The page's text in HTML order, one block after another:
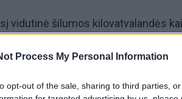
Process My Personal Information
opt-out of the sale, sharing to third parties,
vidutinė šilumos kilovatvalandės
situacija neįkvepia.
startas yra vidutiniškai